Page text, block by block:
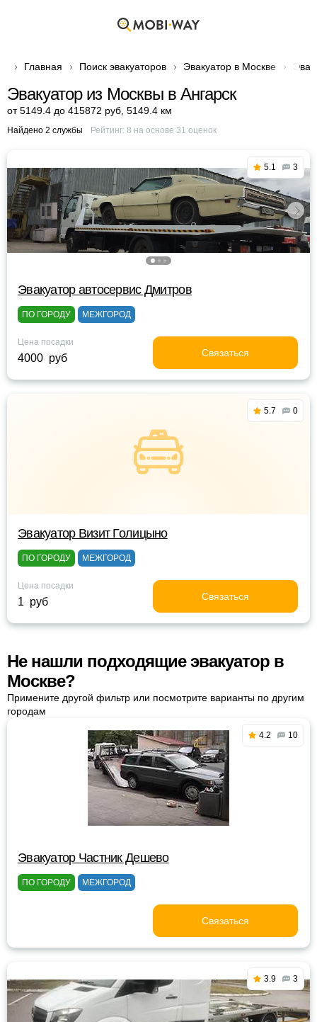
Главная Поиск эвакуаторов Эвакуатор в Москве
Эвакуатор из Москвы в Ангарск
от 5149.4 до 415872 руб 5149.4 км
Найдено 2 службы Рейтинг: 8 на основе 31 оценок
5.1 3
Эвакуатор автосервис Дмитров
ПО ГОРОДУ МЕЖГОРОД
Цена посадки
4000 руб Связаться
5.7 0
Эвакуатор Визит Голицыно
ПО ГОРОДУ МЕЖГОРОД
Цена посадки
1 руб Связаться
Не нашли подходящие эвакуатор в
Москве?
Примените другой фильтр или посмотрите варианты по другим
городам
4.2 10
Эвакуатор Частник Дешево
ПО ГОРОДУ МЕЖГОРОД
Связаться
3.9 3